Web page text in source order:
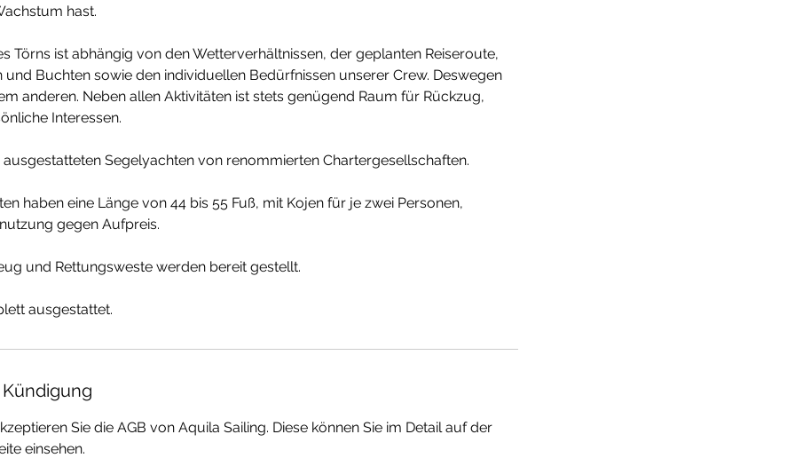
hast.
Törns ist abhängig von den Wetterverhältnissen, der geplanten Reiseroute,
und Buchten sowie den individuellen Bedürfnissen unserer Crew. Deswegen
anderen. Neben allen Aktivitäten ist stets genügend Raum für Rückzug,
Interessen.
Segelyachten von renommierten Chartergesellschaften.
haben eine Länge von 44 bis 55 Fuß, mit Kojen für je zwei Personen,
gegen Aufpreis.
und Rettungsweste werden bereit gestellt.
Sie die AGB von Aquila Sailing. Diese können Sie im Detail auf der
einsehen.